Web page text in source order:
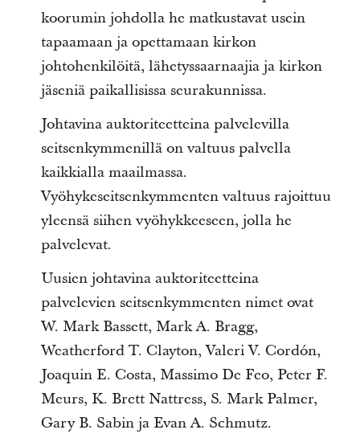
koorumin johdolla he matkustavat usein
tapaamaan ja opettamaan kirkon
johtohenkilöitä, lähetyssaarnaajia ja kirkon
jäseniä paikallisissa seurakunnissa.
Johtavina auktoriteetteina palvelevilla
seitsenkymmenillä on valtuus palvella
kaikkialla maailmassa.
Vyöhykeseitsenkymmenten valtuus rajoittuu
yleensä siihen vyöhykkeeseen, jolla he
palvelevat.
Uusien johtavina auktoriteetteina
palvelevien seitsenkymmenten nimet ovat
W. Mark Bassett, Mark A. Bragg,
Weatherford T. Clayton, Valeri V. Cordón,
Joaquin E. Costa, Massimo De Feo, Peter F.
Meurs, K. Brett Nattress, S. Mark Palmer,
Gary B. Sabin ja Evan A. Schmutz.